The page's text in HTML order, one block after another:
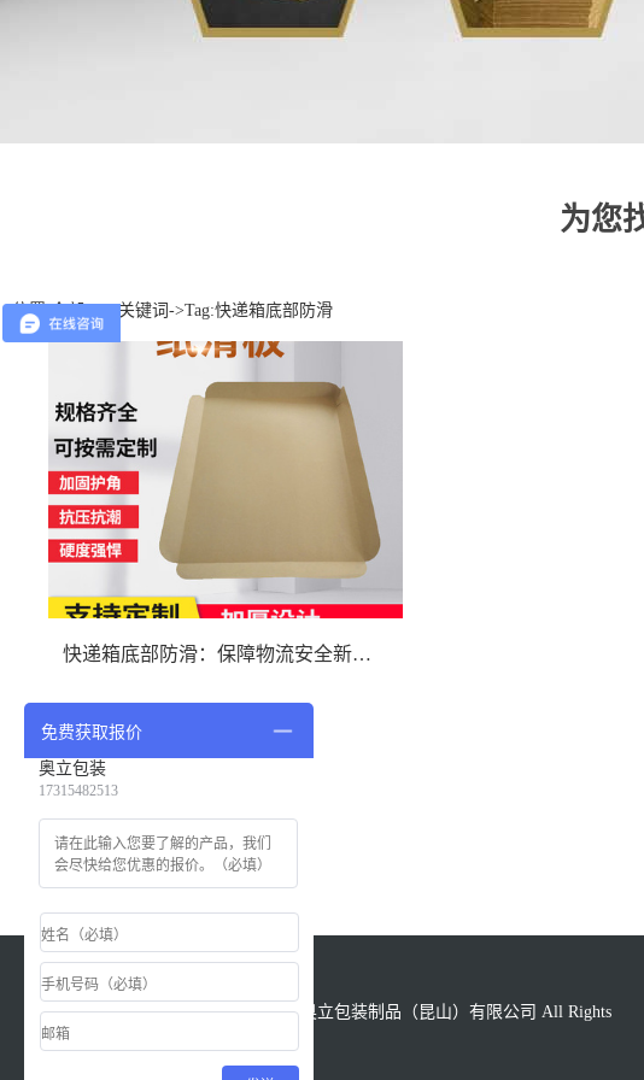
为您
位置: 全部TAG关键词 ->Tag:快递箱底部防滑
快递箱底部防滑：保障物流安全新举措
版权所有：Copyright &copy; 2021 奥立包装制品（昆山）有限公司 All Rights
Reserved.
免费获取报价
奥立包装
17315482513